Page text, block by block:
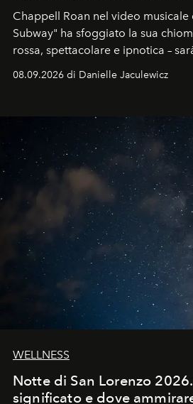
Chappell Roan nel video musicale
Subway" ha sfoggiato la sua
rossa, spettacolare e ipnotica –
dell'autunno?
08.09.2026 di Danielle Jaculewicz
WELLNESS
Notte di San Lorenzo
significato e dove